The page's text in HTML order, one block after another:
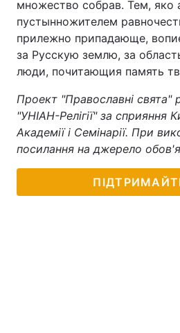
множество собрав. Тем, яко
пустынножителем
прилежно припадающе,
за Русскую землю, за
люди, почитающия память
Проект "Православні свята"
"УНІАН-Релігії" за сприяння
Академії і Семінарії. При
посилання на джерело